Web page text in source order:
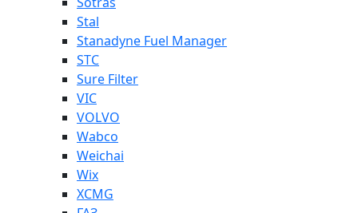
Stal
Stanadyne Fuel Manager
STC
Sure Filter
VIC
VOLVO
Wabco
Weichai
Wix
XCMG